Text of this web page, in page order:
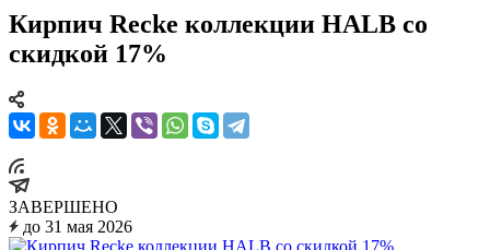
Кирпич Recke коллекции HALB со
скидкой 17%
ЗАВЕРШЕНО
до 31 мая 2026